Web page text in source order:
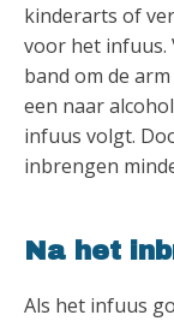
kinderarts of
voor het infuus.
band om de
een naar
infuus volgt.
inbrengen
Na het
Als het infuus